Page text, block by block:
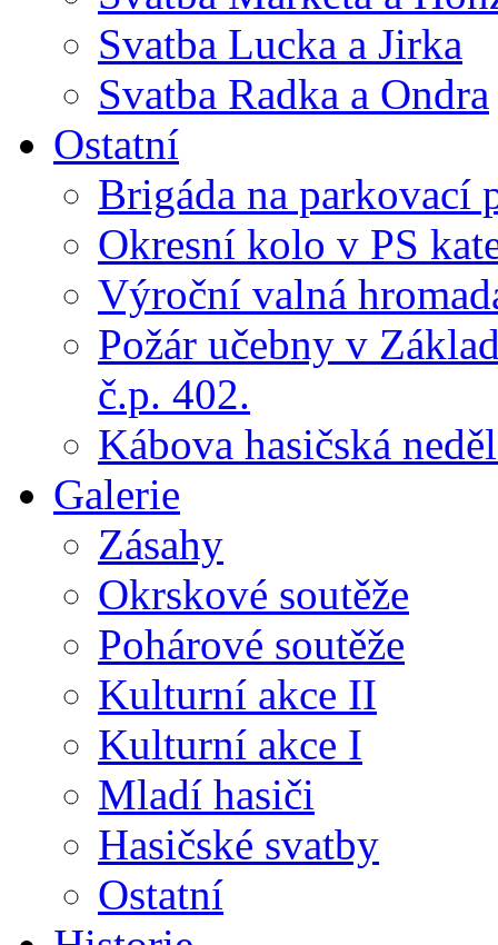
Svatba Lucka a Jirka
Svatba Radka a Ondra
Ostatní
Brigáda na parkovací
Okresní kolo v PS
Výroční valná
Požár učebny v
č.p. 402.
Kábova hasičská
Galerie
Zásahy
Okrskové soutěže
Pohárové soutěže
Kulturní akce II
Kulturní akce I
Mladí hasiči
Hasičské svatby
Ostatní